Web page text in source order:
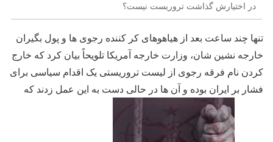
در اختیارش گذاشت تروریست نیست؟
تنها چند ساعت بعد از هیاهوهای کر کننده رجوی ها و پول بگیران
خارجه نشین شان، وزارت خارجه آمریکا تلویحاً بیان کرد که خارج
کردن نام فرقه رجوی از لیست تروریستی یک اقدام سیاسی برای
فشار بر ایران بوده و آن ها در حالی دست به این عمل زدند که